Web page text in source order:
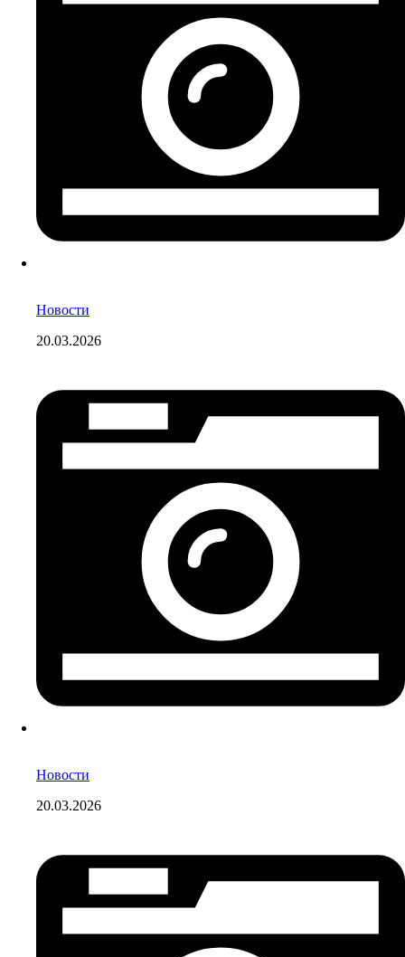
Новости
20.03.2026
Новости
20.03.2026